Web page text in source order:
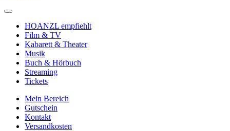
HOANZL empfiehlt
Film & TV
Kabarett & Theater
Musik
Buch & Hörbuch
Streaming
Tickets
Mein Bereich
Gutschein
Kontakt
Versandkosten